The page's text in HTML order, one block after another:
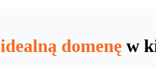
idealną domenę w